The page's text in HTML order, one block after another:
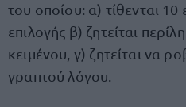
του οποίου: α) τίθενται
επιλογής β) ζητείται
κειμένου, γ) ζητείται να
γραπτού λόγου.